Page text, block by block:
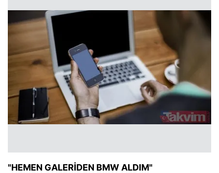
"HEMEN GALERİDEN BMW ALDIM"